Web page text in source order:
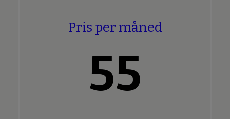
Pris per måned
55